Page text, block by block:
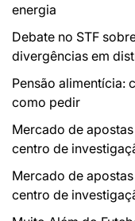
energia
Debate no STF
divergências em
Pensão alimentícia:
como pedir
Mercado de
centro de
Mercado de
centro de